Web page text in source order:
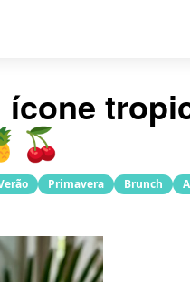
Primavera Brunch